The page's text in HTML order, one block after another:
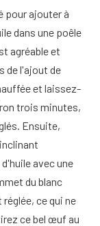
pour ajouter à
dans une poêle
agréable et
de l'ajout de
et laissez-
trois minutes,
Ensuite,
avec une
du blanc
ce qui ne
ce bel œuf au